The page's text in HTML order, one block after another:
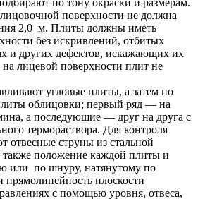
поверхности не должна
2,0 м. Плиты должны иметь
без искривлений, отбитых
и других дефектов, искажающих их
лицевой поверхности плит не
угловые плиты, а затем по
облицовки; первый ряд — на
а последующие — друг на друга с
термораствора. Для контроля
отвесные струны из стальной
положение каждой плиты и
или по шнуру, натянутому по
плоскости
с помощью уровня, отвеса,